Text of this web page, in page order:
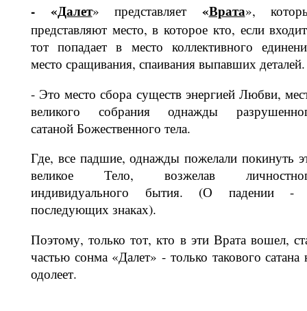
- «Далет» представляет «Врата»,
представляют место, в которое кто, если
тот попадает в место коллективного
место сращи­вания, спаивания выпавших деталей.
- Это место сбора существ энергией Любви,
великого собрания однаж­ды
сатаной Божественно­го тела.
Где, все падшие, однажды пожелали покинуть
великое Тело, возжелав
индивидуального бытия. (О падении -
последующих знаках).
Поэтому, только тот, кто в эти Врата вошел,
частью сонма «Далет» - только такового сатана
одолеет.